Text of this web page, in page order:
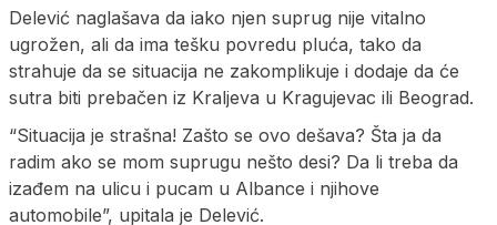
Delević naglašava da iako njen suprug nije vitalno
ugrožen, ali da ima tešku povredu pluća, tako da
strahuje da se situacija ne zakomplikuje i dodaje da će
sutra biti prebačen iz Kraljeva u Kragujevac ili Beograd.
“Situacija je strašna! Zašto se ovo dešava? Šta ja da
radim ako se mom suprugu nešto desi? Da li treba da
izađem na ulicu i pucam u Albance i njihove
automobile”, upitala je Delević.